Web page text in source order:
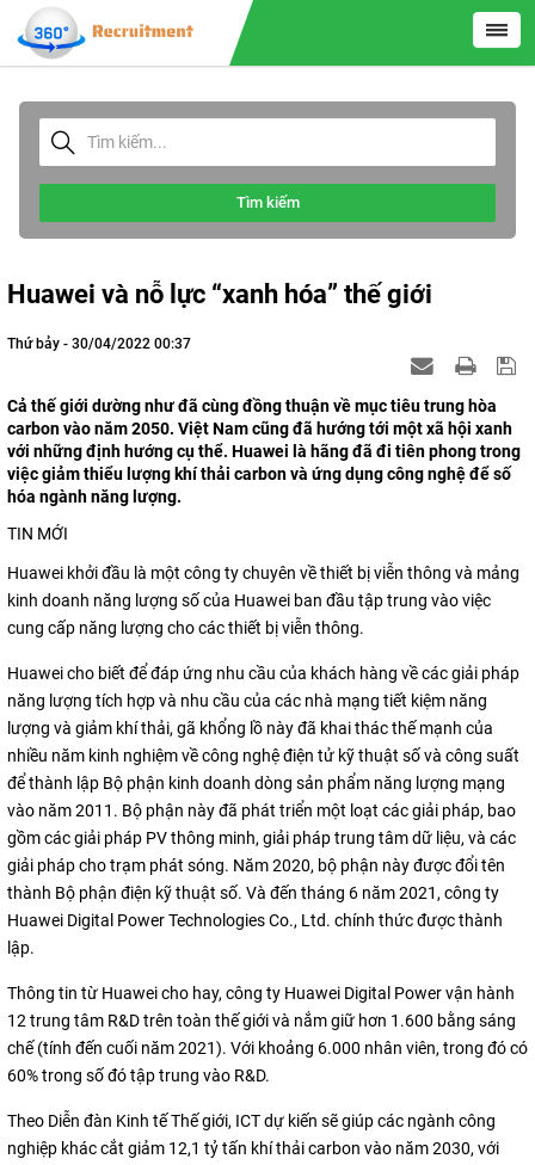
Tìm kiếm
Huawei và nỗ lực “xanh hóa” thế giới
Thứ bảy - 30/04/2022 00:37
Cả thế giới dường như đã cùng đồng thuận về mục tiêu trung hòa
carbon vào năm 2050. Việt Nam cũng đã hướng tới một xã hội xanh
với những định hướng cụ thể. Huawei là hãng đã đi tiên phong trong
việc giảm thiểu lượng khí thải carbon và ứng dụng công nghệ để số
hóa ngành năng lượng.
TIN MỚI
Huawei khởi đầu là một công ty chuyên về thiết bị viễn thông và mảng
kinh doanh năng lượng số của Huawei ban đầu tập trung vào việc
cung cấp năng lượng cho các thiết bị viễn thông.
Huawei cho biết để đáp ứng nhu cầu của khách hàng về các giải pháp
năng lượng tích hợp và nhu cầu của các nhà mạng tiết kiệm năng
lượng và giảm khí thải, gã khổng lồ này đã khai thác thế mạnh của
nhiều năm kinh nghiệm về công nghệ điện tử kỹ thuật số và công suất
để thành lập Bộ phận kinh doanh dòng sản phẩm năng lượng mạng
vào năm 2011. Bộ phận này đã phát triển một loạt các giải pháp, bao
gồm các giải pháp PV thông minh, giải pháp trung tâm dữ liệu, và các
giải pháp cho trạm phát sóng. Năm 2020, bộ phận này được đổi tên
thành Bộ phận điện kỹ thuật số. Và đến tháng 6 năm 2021, công ty
Huawei Digital Power Technologies Co., Ltd. chính thức được thành
lập.
Thông tin từ Huawei cho hay, công ty Huawei Digital Power vận hành
12 trung tâm R&D trên toàn thế giới và nắm giữ hơn 1.600 bằng sáng
chế (tính đến cuối năm 2021). Với khoảng 6.000 nhân viên, trong đó có
60% trong số đó tập trung vào R&D.
Theo Diễn đàn Kinh tế Thế giới, ICT dự kiến sẽ giúp các ngành công
nghiệp khác cắt giảm 12,1 tỷ tấn khí thải carbon vào năm 2030, với